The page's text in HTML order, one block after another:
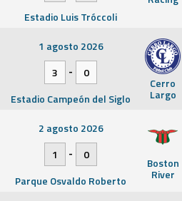
Estadio Luis Tróccoli
Cerro
Largo
1 agosto 2026
3
-
0
Estadio Campeón del Siglo
Boston
River
2 agosto 2026
1
-
0
Parque Osvaldo Roberto